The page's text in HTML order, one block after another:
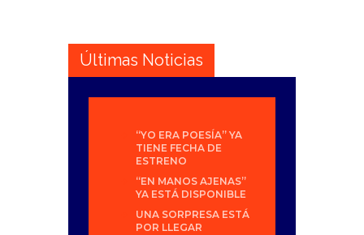
Últimas Noticias
“YO ERA POESÍA” YA
TIENE FECHA DE
ESTRENO
“EN MANOS AJENAS”
YA ESTÁ DISPONIBLE
UNA SORPRESA ESTÁ
POR LLEGAR